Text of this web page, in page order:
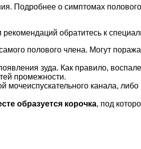
Подробнее о симптомах полового
обратитесь к
полового члена. Могут
зуда. Как правило,
промежности.
мочеиспускательного канала,
образуется корочка, под